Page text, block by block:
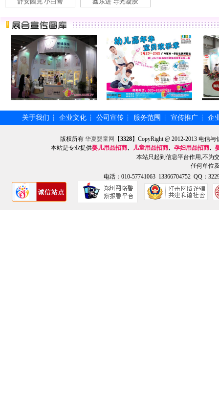
关于我们 ┆ 企业文化 ┆ 公司宣传 ┆ 服务范围 ┆ 宣传推广 ┆ 企
版权所有华夏婴童网 【3328】CopyRight @ 2012-2013 电信
本站是专业提供婴儿用品招商、 儿童用品招商、 孕妇用品招商、
本站只起到信息平台作用,不为
任何单位
电话：010-57741063 13366704752 QQ：